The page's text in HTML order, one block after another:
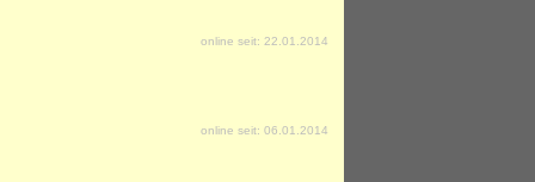
online seit: 22.01.2014
online seit: 06.01.2014